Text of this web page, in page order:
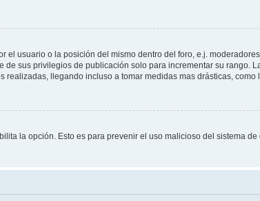
usuario o la posición del mismo dentro del foro, e.j.
sus privilegios de publicación solo para incrementar su rango.
llegando incluso a tomar medidas mas drásticas, como
la opción. Esto es para prevenir el uso malicioso del sistema de